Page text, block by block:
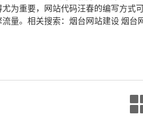
为重要，网站代码汪春的编写方式
量。相关搜索：烟台网站建设 烟台